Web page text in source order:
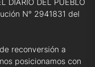
N° 2941831 del
reconversión a
posicionamos con